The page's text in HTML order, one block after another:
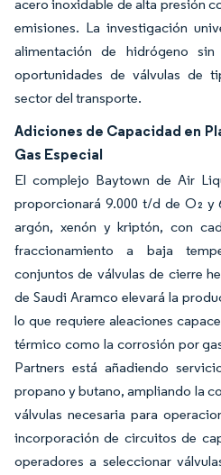
acero inoxidable de alta presión
emisiones. La investigación
alimentación de hidrógeno
oportunidades de válvulas de
sector del transporte.
Adiciones de Capacidad en
Gas Especial
El complejo Baytown de Air
proporcionará 9.000 t/d de O₂ y
argón, xenón y kriptón, con
fraccionamiento a baja
conjuntos de válvulas de cierre
de Saudi Aramco elevará la
lo que requiere aleaciones
térmico como la corrosión por
Partners está añadiendo
propano y butano, ampliando la
válvulas necesaria para
incorporación de circuitos de
operadores a seleccionar